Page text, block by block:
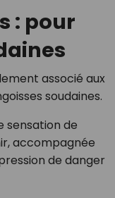
: pour
associé aux
soudaines.
sensation de
accompagnée
de danger